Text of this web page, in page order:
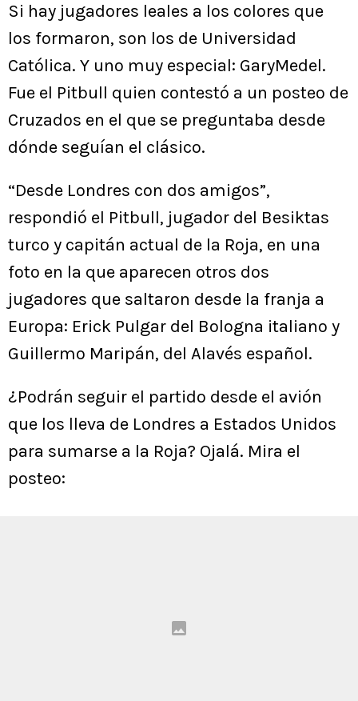
Si hay jugadores leales a los colores que
los formaron, son los de Universidad
Católica. Y uno muy especial: GaryMedel.
Fue el Pitbull quien contestó a un posteo de
Cruzados en el que se preguntaba desde
dónde seguían el clásico.
“Desde Londres con dos amigos”,
respondió el Pitbull, jugador del Besiktas
turco y capitán actual de la Roja, en una
foto en la que aparecen otros dos
jugadores que saltaron desde la franja a
Europa: Erick Pulgar del Bologna italiano y
Guillermo Maripán, del Alavés español.
¿Podrán seguir el partido desde el avión
que los lleva de Londres a Estados Unidos
para sumarse a la Roja? Ojalá. Mira el
posteo: